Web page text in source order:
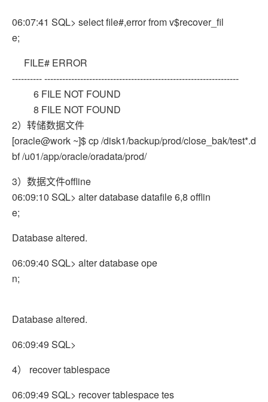
06:07:41 SQL> select file#,error from v$recover_fil
e;
FILE# ERROR
---------- -----------------------------------------------------------------
6 FILE NOT FOUND
8 FILE NOT FOUND
2）转储数据文件
[oracle@work ~]$ cp /disk1/backup/prod/close_bak/test*.d
bf /u01/app/oracle/oradata/prod/
3）数据文件offline
06:09:10 SQL> alter database datafile 6,8 offlin
e;
Database altered.
06:09:40 SQL> alter database ope
n;
Database altered.
06:09:49 SQL>
4） recover tablespace
06:09:49 SQL> recover tablespace tes